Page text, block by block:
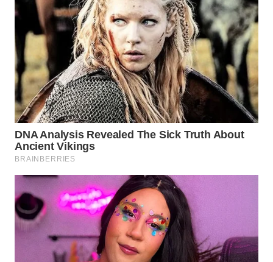
WN
MANDALIKA
WN
LIKUPANG
WN
LABUANBAJO
WN
BORNEO
Wahana
Media
Group
WAHANA